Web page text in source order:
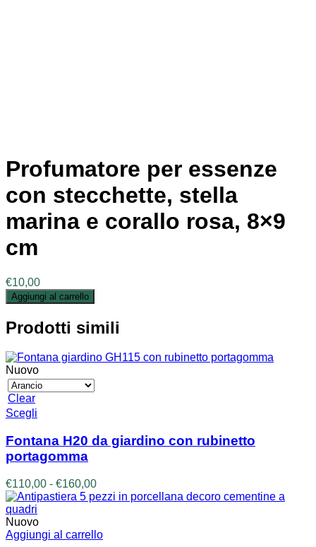
Profumatore per essenze
con stecchette, stella
marina e corallo rosa, 8×9
cm
€10,00
Aggiungi al carrello
Prodotti simili
Nuovo
Clear
Scegli
ha
più
varianti.
Le
opzioni
possono
essere
scelte
nella
Fontana H20 da giardino con rubinetto
portagomma
€110,00 - €160,00Fascia
di
€110,00
Nuovo
Aggiungi al carrello